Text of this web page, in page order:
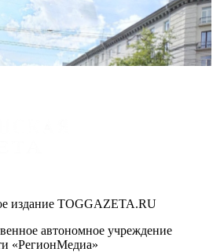
издание TOGGAZETA.RU
автономное учреждение
«РегионМедиа»